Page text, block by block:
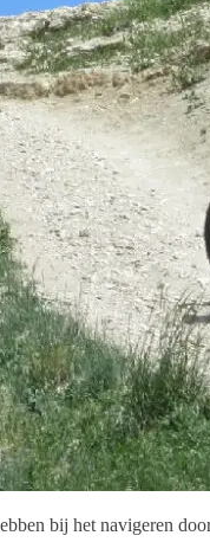
bij het navigeren